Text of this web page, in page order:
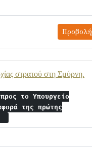
Προβολή
στρατού στη Σμύρνη.
το Υπουργείο
της πρώτης